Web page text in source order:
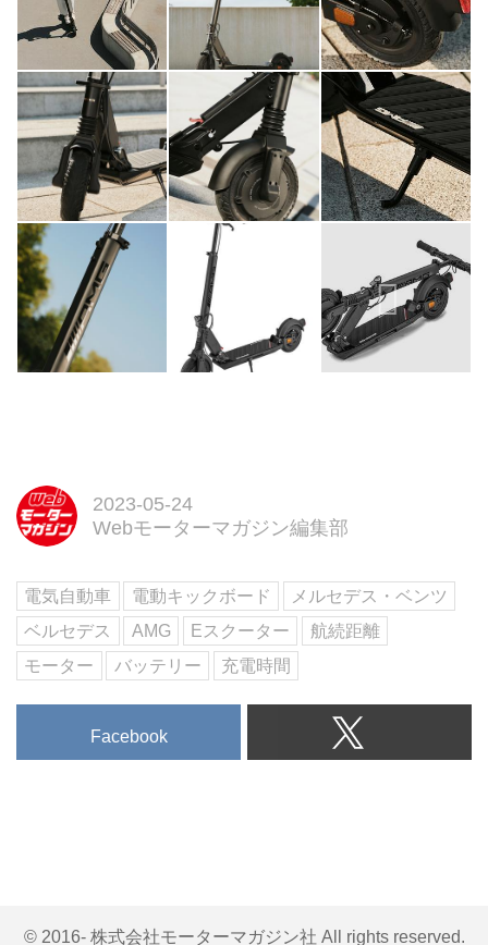
2023-05-24
Webモーターマガジン編集部
電気自動車 電動キックボード
メルセデス・ベンツ
ベルセデス
AMG Eスクーター
航続距離
モーター
バッテリー 充電時間
Facebook
© 2016- 株式会社モーターマガジン社 All rights reserved.